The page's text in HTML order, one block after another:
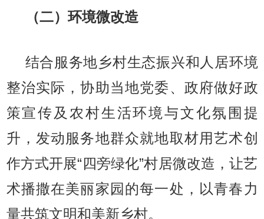
（二）环境微改造
结合服务地乡村生态振兴和人居环境
整治实际，协助当地党委、政府做好政
策宣传及农村生活环境与文化氛围提
升，发动服务地群众就地取材用艺术创
作方式开展“四旁绿化”村居微改造，让艺
术播撒在美丽家园的每一处，以青春力
量共筑文明和美新乡村。